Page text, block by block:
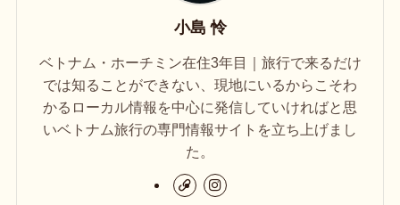
小島 怜
ベトナム・ホーチミン在住3年目｜旅行で来るだけ
では知ることができない、現地にいるからこそわ
かるローカル情報を中心に発信していければと思
いベトナム旅行の専門情報サイトを立ち上げまし
た。